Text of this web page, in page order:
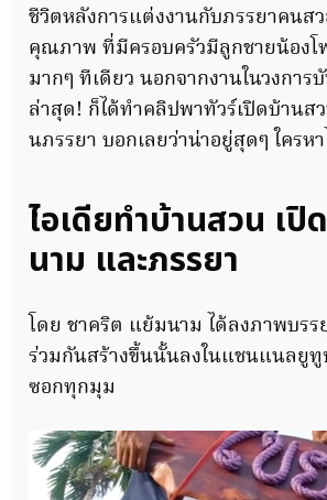
ชีวิตหลังการแต่งงานกับภรรยาคนส
คุณภาพ ที่มีครอบครัวมีลูกชายน้องโ
มากๆ ทีเดียว นอกจากงานในวงกา
ล่าสุด! ก็ได้ทำคลิปพาทัวร์เปิดบ้านส
นภรรยา บอกเลยว่าน่าอยู่สุดๆ ใครห
ไอเดียทำบ้านสวน เ
นาม และภรรยา
โดย ชาคริต แย้มนาม ได้ลงภาพบร
ร่วมกันสร้างขึ้นนั้นลงในแชนแนลยู
ซอกทุกมุม